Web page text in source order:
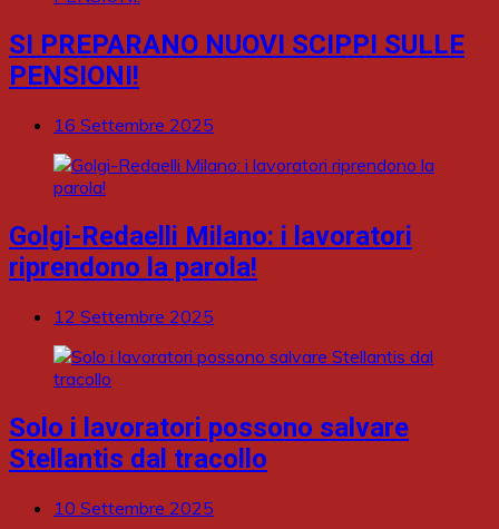
SI PREPARANO NUOVI SCIPPI SULLE
PENSIONI!
16 Settembre 2025
Golgi-Redaelli Milano: i lavoratori
riprendono la parola!
12 Settembre 2025
Solo i lavoratori possono salvare
Stellantis dal tracollo
10 Settembre 2025